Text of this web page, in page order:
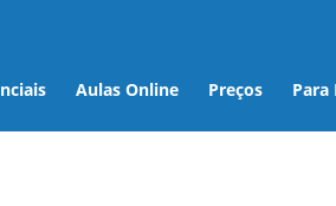
Aulas Online Preços Para